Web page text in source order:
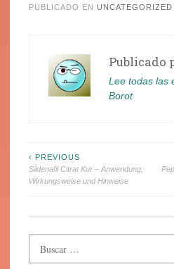
PUBLICADO EN UNCATEGORIZED
Publicado
Lee todas las
Borot
Navegación
de
‹ PREVIOUS
Sildenafil Citrat Kur – Anwendung,
Wirkungsweise und Hinweise